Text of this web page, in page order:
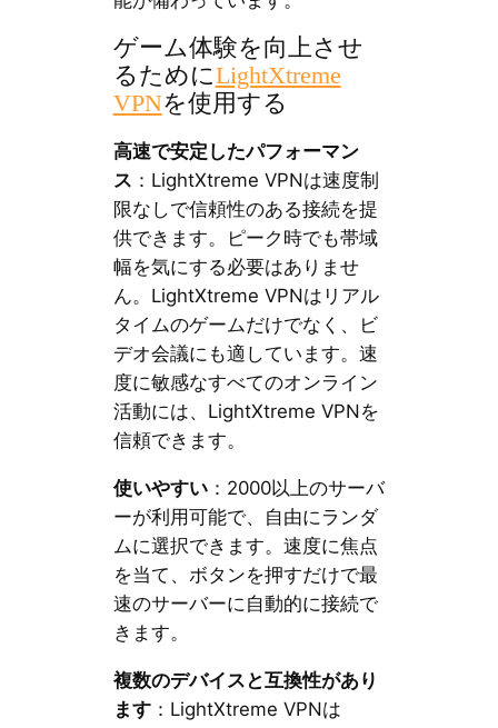
ゲーム体験を向上させ
るためにLightXtreme
VPNを使用する
高速で安定したパフォーマン
ス ：LightXtreme VPNは速度制
限なしで信頼性のある接続を提
供できます。ピーク時でも帯域
幅を気にする必要はありませ
ん。LightXtreme VPNはリアル
タイムのゲームだけでなく、ビ
デオ会議にも適しています。速
度に敏感なすべてのオンライン
活動には、LightXtreme VPNを
信頼できます。
使いやすい：2000以上のサーバ
ーが利用可能で、自由にランダ
ムに選択できます。速度に焦点
を当て、ボタンを押すだけで最
速のサーバーに自動的に接続で
きます。
複数のデバイスと互換性があり
ます：LightXtreme VPNは